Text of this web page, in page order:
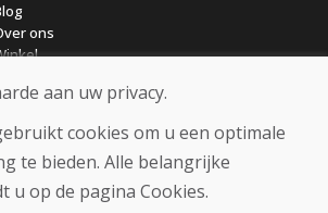
ons
voorwaarden
Vervoer
aan uw privacy.
cookies om u een optimale
te bieden. Alle belangrijke
u op de pagina Cookies.